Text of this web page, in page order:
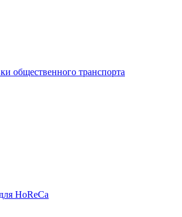
общественного транспорта
HoReCa